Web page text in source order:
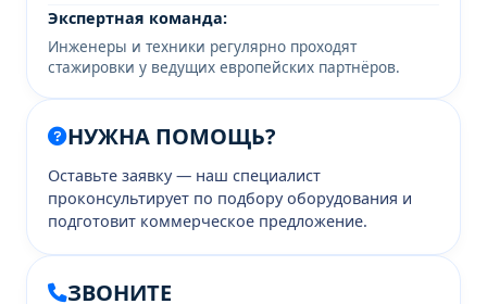
Экспертная команда:
Инженеры и техники регулярно проходят
стажировки у ведущих европейских партнёров.
НУЖНА ПОМОЩЬ?
Оставьте заявку — наш специалист
проконсультирует по подбору оборудования и
подготовит коммерческое предложение.
ЗВОНИТЕ